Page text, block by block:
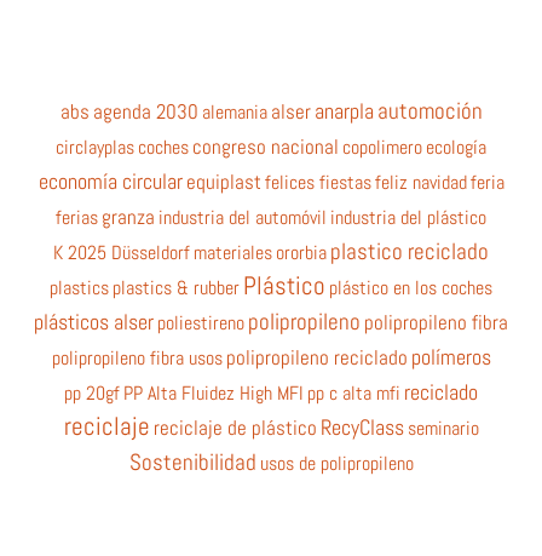
abs agenda 2030 alemania alser anarpla automoción
circlayplascochescongreso nacional copolimeroecología
economía circular equiplastfelices fiestasfeliz navidadferia
feriasgranza industria del automóvil industria del plástico
K 2025 Düsseldorfmaterialesororbiaplastico reciclado
plasticsplastics & rubberPlástico plástico en los coches
plásticos alserpoliestirenopolipropileno polipropileno fibra
polipropileno fibra usos polipropileno reciclado polímeros
pp 20gfPP Alta Fluidez High MFI pp c alta mfi reciclado
reciclaje reciclaje de plástico RecyClass seminario
Sostenibilidad usos de polipropileno